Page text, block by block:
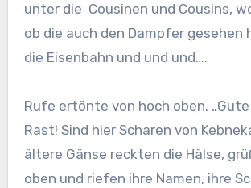
unter die Cousinen und Cousins,
ob die auch den Dampfer gesehen
die Eisenbahn und und und….
Rufe ertönte von hoch oben.
Rast! Sind hier Scharen von
ältere Gänse reckten die Hälse,
oben und riefen ihre Namen, ihre